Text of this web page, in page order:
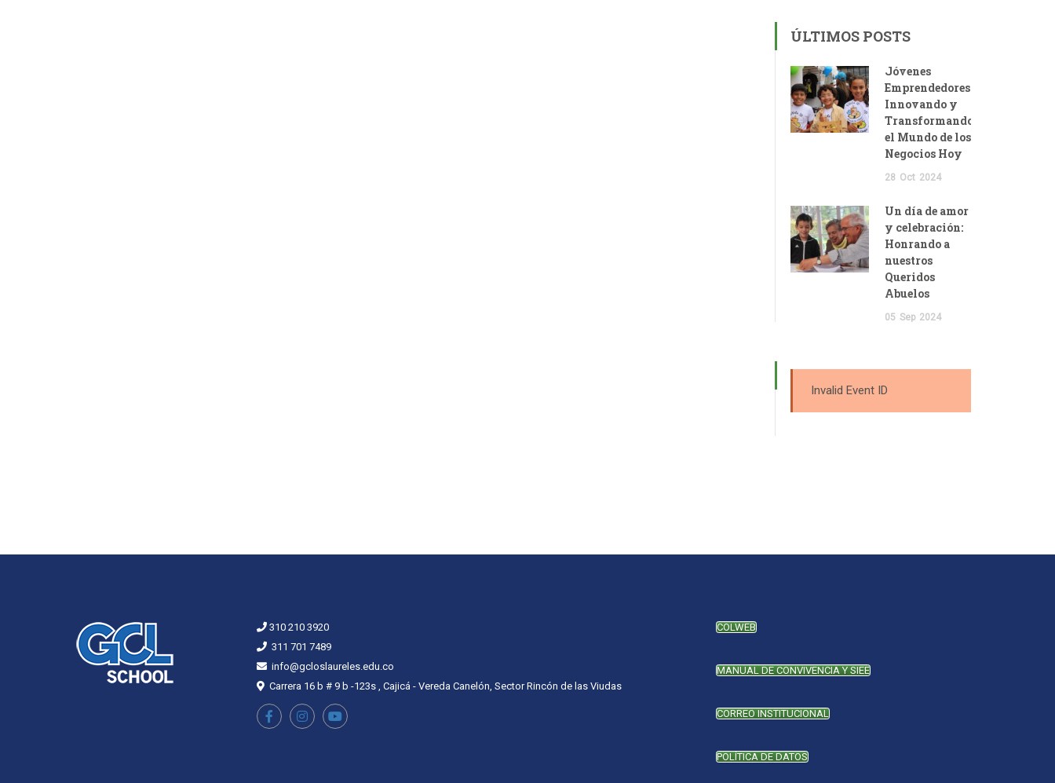
ÚLTIMOS POSTS
Jóvenes
Emprendedores:
Innovando y
Transformando
el Mundo de los
Negocios Hoy
28 Oct 2024
Un día de amor
y celebración:
Honrando a
nuestros
Queridos
Abuelos
05 Sep 2024
Invalid Event ID
310 210 3920
311 701 7489
info@gcloslaureles.edu.co
Carrera 16 b # 9 b -123s , Cajicá - Vereda Canelón, Sector Rincón de las Viudas
COLWEB
MANUAL DE CONVIVENCIA Y SIEE
CORREO INSTITUCIONAL
POLÍTICA DE DATOS